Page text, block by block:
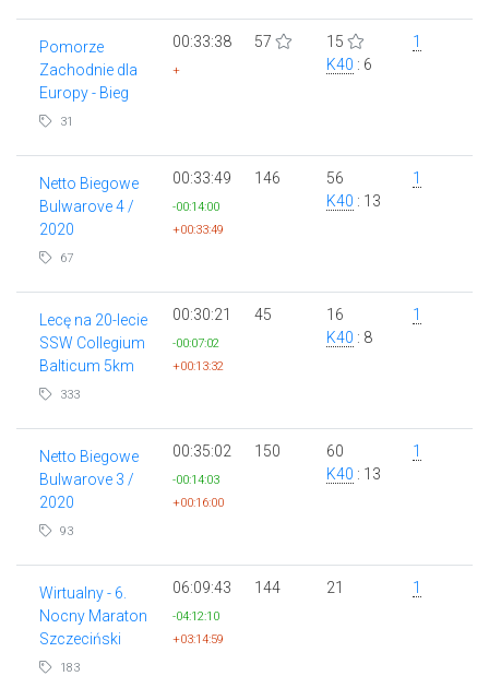
Pomorze
Zachodnie dla
Europy - Bieg
31
00:33:38
+
57
15
K40 : 6
1
Netto Biegowe
Bulwarove 4 /
2020
67
00:33:49
-00:14:00
+00:33:49
146
56
K40 : 13
1
Lecę na 20-lecie
SSW Collegium
Balticum 5km
333
00:30:21
-00:07:02
+00:13:32
45
16
K40 : 8
1
Netto Biegowe
Bulwarove 3 /
2020
93
00:35:02
-00:14:03
+00:16:00
150
60
K40 : 13
1
Wirtualny - 6.
Nocny Maraton
Szczeciński
183
06:09:43
-04:12:10
+03:14:59
144 21 1